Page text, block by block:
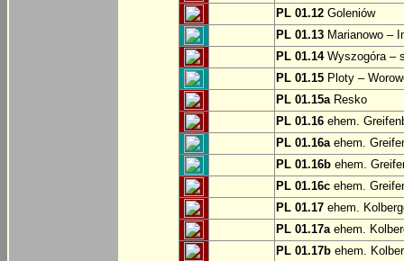
PL 01.12 Goleniów
PL 01.13 Marianowo –
PL 01.14Wyszogóra –
PL 01.15 Ploty –
PL 01.15aResko
PL 01.16 ehem.
PL 01.16aehem.
PL 01.16b ehem.
PL 01.16c ehem.
PL 01.17 ehem.
PL 01.17aehem.
PL 01.17b ehem.